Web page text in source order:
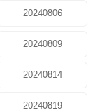
20240806
20240809
20240814
20240819